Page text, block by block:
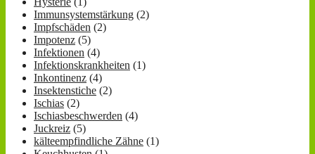
Immunsystemstärkung (2)
Impfschäden (2)
Impotenz (5)
Infektionen (4)
Infektionskrankheiten (1)
Inkontinenz (4)
Insektenstiche (2)
Ischias (2)
Ischiasbeschwerden (4)
Juckreiz (5)
kälteempfindliche Zähne (1)